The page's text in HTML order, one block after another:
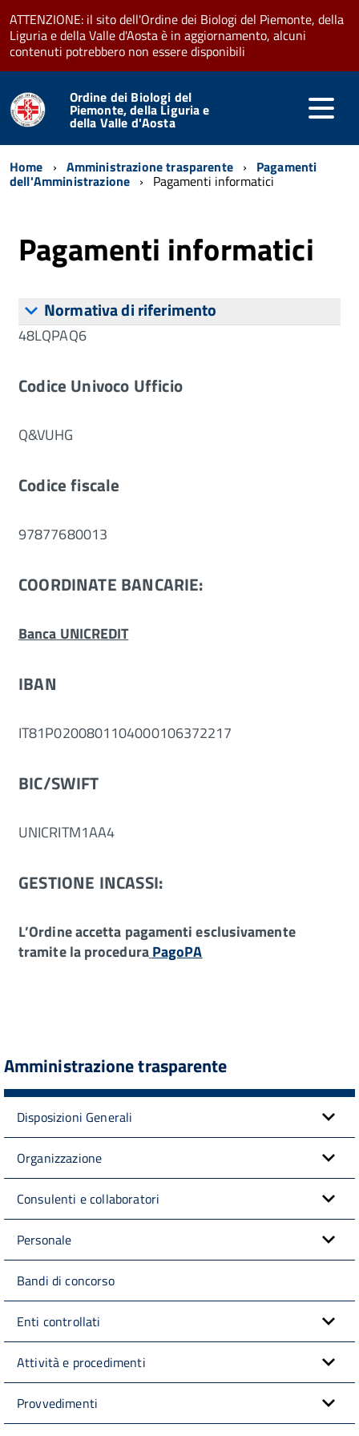
ATTENZIONE: il sito dell'Ordine dei Biologi del Piemonte, della
Liguria e della Valle d'Aosta è in aggiornamento, alcuni
contenuti potrebbero non essere disponibili
Ordine dei Biologi del
Piemonte, della Liguria e
della Valle d'Aosta
Home Amministrazione trasparente Pagamenti
dell'Amministrazione Pagamenti informatici
Pagamenti informatici
Normativa di riferimento
48LQPAQ6
Codice Univoco Ufficio
Q&VUHG
Codice fiscale
97877680013
COORDINATE BANCARIE:
Banca UNICREDIT
IBAN
IT81P0200801104000106372217
BIC/SWIFT
UNICRITM1AA4
GESTIONE INCASSI:
L’Ordine accetta pagamenti esclusivamente
tramite la proceduraPagoPA
Amministrazione trasparente
Disposizioni Generali
Organizzazione
Consulenti e collaboratori
Personale
Bandi di concorso
Enti controllati
Attività e procedimenti
Provvedimenti